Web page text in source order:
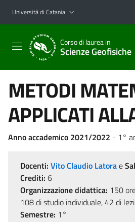
Vai al contenuto principale
Vai al menu di navigazione
Università di Catania
Corso di laurea in
Scienze Geofisiche
METODI
APPLICATI
Anno accademico 2021/2022 - 1°
Docenti: Vito Claudio Latorae
Crediti: 6
Organizzazione didattica: 150
108 di studio individuale, 42 di
Semestre: 1°